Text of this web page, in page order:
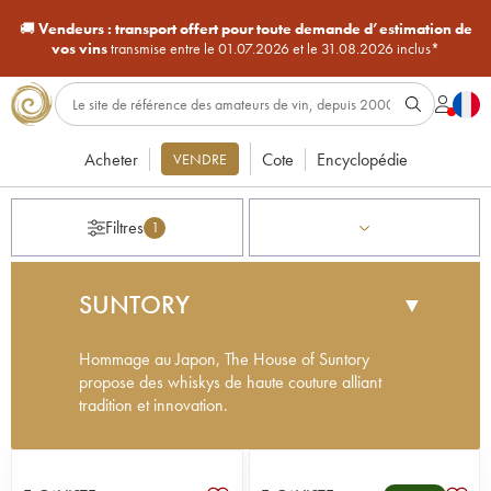
🚚Vendeurs : transport offert pour toute demande d’estimation de
vos vinstransmise entre le 01.07.2026 et le 31.08.2026 inclus*
Acheter VENDRE Cote Encyclopédie
Filtres 1
SUNTORY ▼
Hommage au Japon, The House of Suntory
propose des whiskys de haute couture alliant
tradition et innovation.
familiarise avec les alcools étrangers, il ouvre une